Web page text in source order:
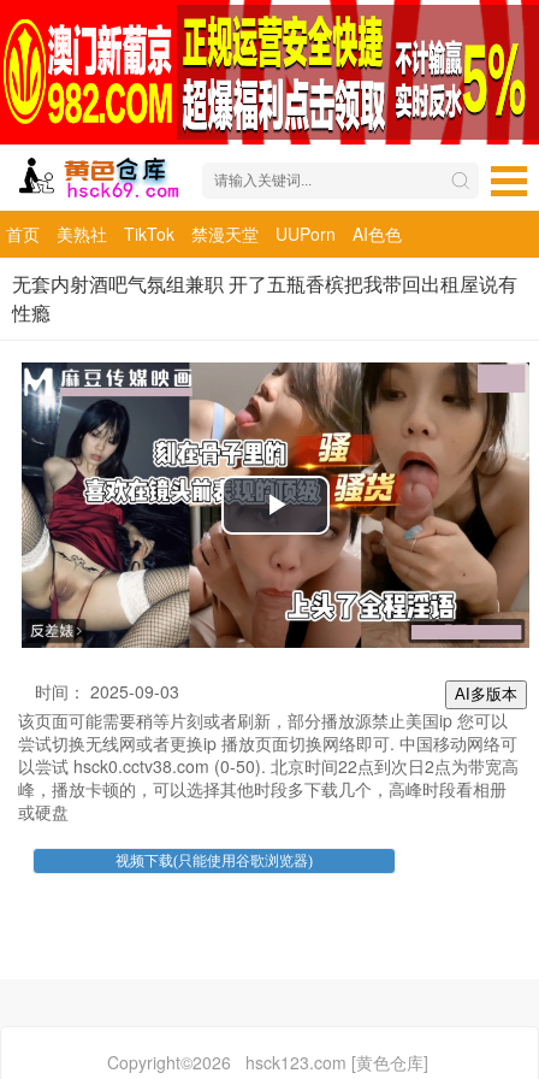
首页 美熟社 TikTok 禁漫天堂 UUPorn AI色色
无套内射酒吧气氛组兼职 开了五瓶香槟把我带回出租屋说有
性瘾
AI多版本
时间： 2025-09-03
该页面可能需要稍等片刻或者刷新，部分播放源禁止美国ip 您可以
尝试切换无线网或者更换ip 播放页面切换网络即可. 中国移动网络可
以尝试 hsck0.cctv38.com (0-50). 北京时间22点到次日2点为带宽高
峰，播放卡顿的，可以选择其他时段多下载几个，高峰时段看相册
或硬盘
Copyright©2026 hsck123.com [黄色仓库]